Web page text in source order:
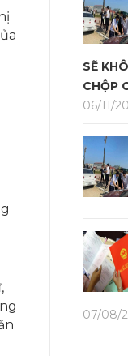
SẼ
CHỘP
06/11/
07/08/